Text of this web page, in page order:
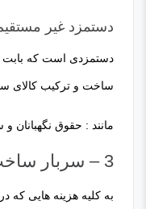
دستمزد غیر
دستمزدی است که بابت
ساخت و ترکیب کالای
مانند : حقوق نگهبانان و
3 – سربار ساخت :
به کلیه هزینه هایی که